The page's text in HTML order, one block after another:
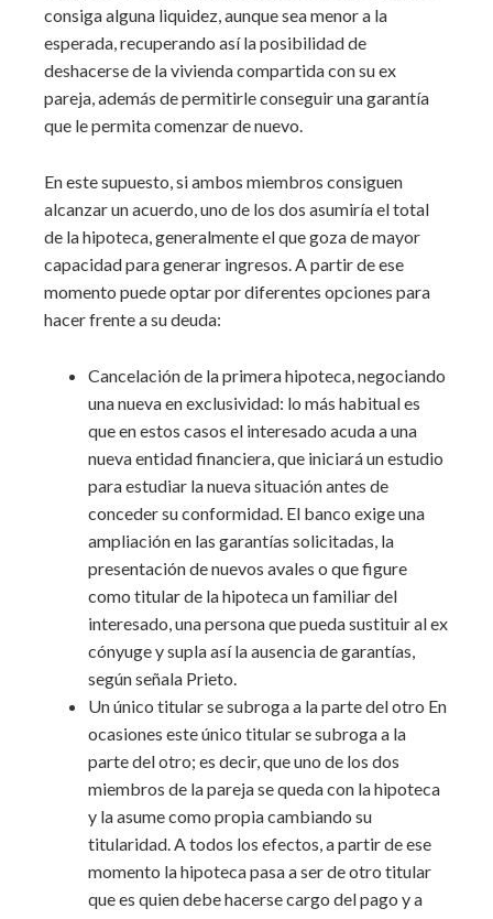
consiga alguna liquidez, aunque sea menor a la
esperada, recuperando así la posibilidad de
deshacerse de la vivienda compartida con su ex
pareja, además de permitirle conseguir una garantía
que le permita comenzar de nuevo.
En este supuesto, si ambos miembros consiguen
alcanzar un acuerdo, uno de los dos asumiría el total
de la hipoteca, generalmente el que goza de mayor
capacidad para generar ingresos. A partir de ese
momento puede optar por diferentes opciones para
hacer frente a su deuda:
Cancelación de la primera hipoteca, negociando
una nueva en exclusividad: lo más habitual es
que en estos casos el interesado acuda a una
nueva entidad financiera, que iniciará un estudio
para estudiar la nueva situación antes de
conceder su conformidad. El banco exige una
ampliación en las garantías solicitadas, la
presentación de nuevos avales o que figure
como titular de la hipoteca un familiar del
interesado, una persona que pueda sustituir al ex
cónyuge y supla así la ausencia de garantías,
según señala Prieto.
Un único titular se subroga a la parte del otro En
ocasiones este único titular se subroga a la
parte del otro; es decir, que uno de los dos
miembros de la pareja se queda con la hipoteca
y la asume como propia cambiando su
titularidad. A todos los efectos, a partir de ese
momento la hipoteca pasa a ser de otro titular
que es quien debe hacerse cargo del pago y a